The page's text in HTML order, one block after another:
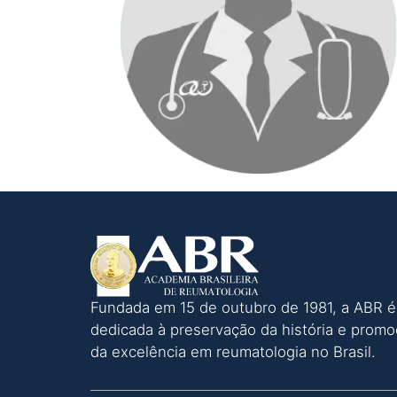
Fundada em 15 de outubro de 1981, a ABR é
dedicada à preservação da história e
da excelência em reumatologia no Brasil.